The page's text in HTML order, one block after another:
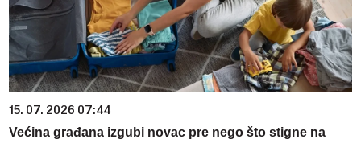
15. 07. 2026 07:44
Većina građana izgubi novac pre nego što stigne na